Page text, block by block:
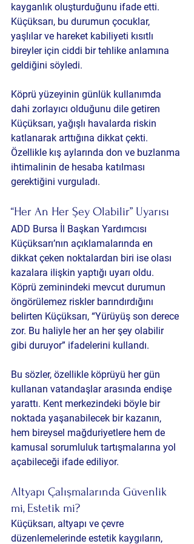
kayganlık oluşturduğunu ifade etti.
Küçüksarı, bu durumun çocuklar,
yaşlılar ve hareket kabiliyeti kısıtlı
bireyler için ciddi bir tehlike anlamına
geldiğini söyledi.
Köprü yüzeyinin günlük kullanımda
dahi zorlayıcı olduğunu dile getiren
Küçüksarı, yağışlı havalarda riskin
katlanarak arttığına dikkat çekti.
Özellikle kış aylarında don ve buzlanma
ihtimalinin de hesaba katılması
gerektiğini vurguladı.
“Her An Her Şey Olabilir” Uyarısı
ADD Bursa İl Başkan Yardımcısı
Küçüksarı’nın açıklamalarında en
dikkat çeken noktalardan biri ise olası
kazalara ilişkin yaptığı uyarı oldu.
Köprü zeminindeki mevcut durumun
öngörülemez riskler barındırdığını
belirten Küçüksarı, “Yürüyüş son derece
zor. Bu haliyle her an her şey olabilir
gibi duruyor” ifadelerini kullandı.
Bu sözler, özellikle köprüyü her gün
kullanan vatandaşlar arasında endişe
yarattı. Kent merkezindeki böyle bir
noktada yaşanabilecek bir kazanın,
hem bireysel mağduriyetlere hem de
kamusal sorumluluk tartışmalarına yol
açabileceği ifade ediliyor.
Altyapı Çalışmalarında Güvenlik
mi, Estetik mi?
Küçüksarı, altyapı ve çevre
düzenlemelerinde estetik kaygıların,